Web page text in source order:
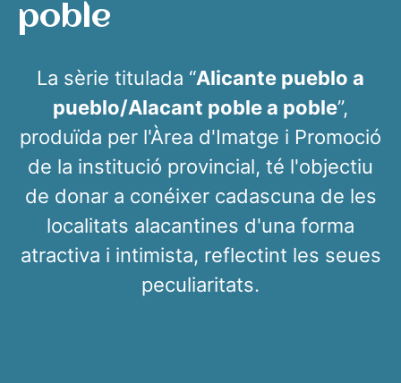
poble
La sèrie titulada “Alicante pueblo a
pueblo/Alacant poble a poble”,
produïda per l'Àrea d'Imatge i Promoció
de la institució provincial, té l'objectiu
de donar a conéixer cadascuna de les
localitats alacantines d'una forma
atractiva i intimista, reflectint les seues
peculiaritats.